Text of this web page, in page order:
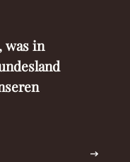
was in